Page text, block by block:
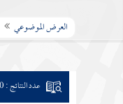
العرض الموضوعي
عدد النتائج : 2730